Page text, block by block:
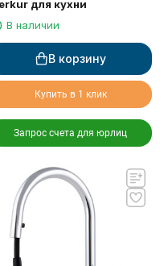
для кухни
В наличии
В корзину
Купить в 1 клик
Запрос счета для юрлиц